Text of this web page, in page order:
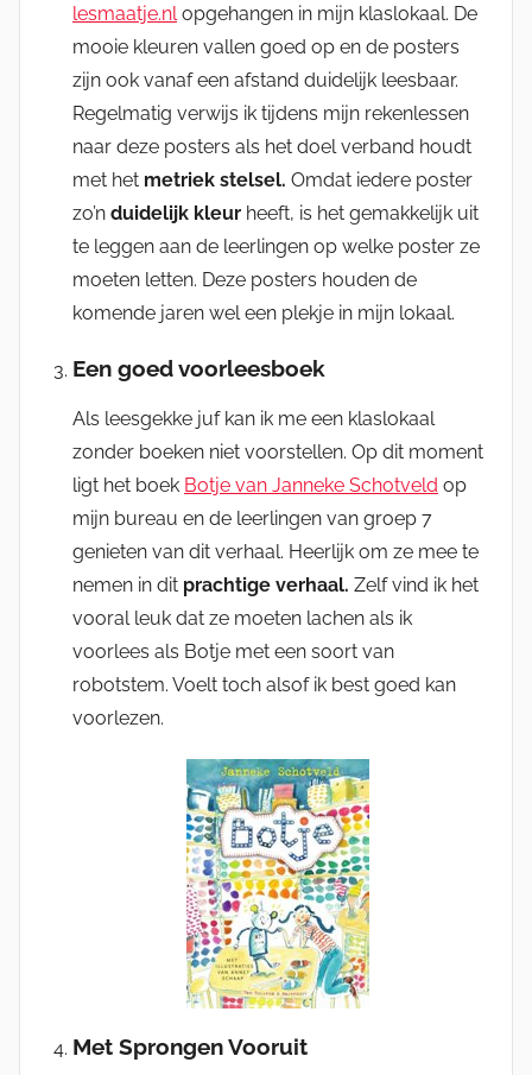
lesmaatje.nl opgehangen in mijn klaslokaal. De
mooie kleuren vallen goed op en de posters
zijn ook vanaf een afstand duidelijk leesbaar.
Regelmatig verwijs ik tijdens mijn rekenlessen
naar deze posters als het doel verband houdt
met het metriek stelsel. Omdat iedere poster
zo’n duidelijk kleur heeft, is het gemakkelijk uit
te leggen aan de leerlingen op welke poster ze
moeten letten. Deze posters houden de
komende jaren wel een plekje in mijn lokaal.
Een goed voorleesboek
Als leesgekke juf kan ik me een klaslokaal
zonder boeken niet voorstellen. Op dit moment
ligt het boek Botje van Janneke Schotveld op
mijn bureau en de leerlingen van groep 7
genieten van dit verhaal. Heerlijk om ze mee te
nemen in dit prachtige verhaal. Zelf vind ik het
vooral leuk dat ze moeten lachen als ik
voorlees als Botje met een soort van
robotstem. Voelt toch alsof ik best goed kan
voorlezen.
Met Sprongen Vooruit